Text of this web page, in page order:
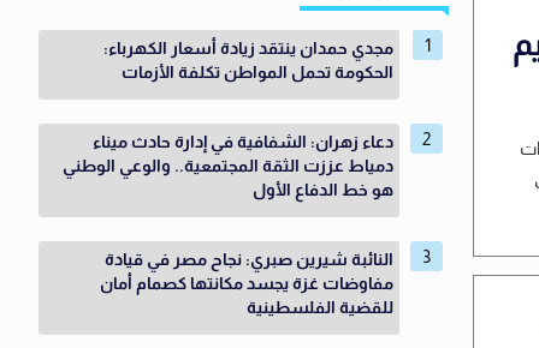
مجدي حمدان ينتقد زيادة أسعار الكهرباء:
الحكومة تحمل المواطن تكلفة الأزمات
دعاء زهران: الشفافية في إدارة حادث ميناء
دمياط عززت الثقة المجتمعية.. والوعي الوطني
هو خط الدفاع الأول
النائبة شيرين صبري: نجاح مصر في قيادة
مفاوضات غزة يجسد مكانتها كصمام أمان
للقضية الفلسطينية